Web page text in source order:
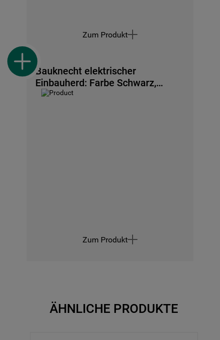
Zum Produkt
Bauknecht elektrischer
Einbauherd: Farbe Schwarz,
Pyrolyse - HIS5 EP8VS3 ES
Zum Produkt
ÄHNLICHE PRODUKTE